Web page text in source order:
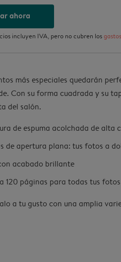
ahora
incluyen IVA, pero no cubren los
más especiales quedarán
Con su forma cuadrada y su
del salón.
de espuma acolchada de alta
de apertura plana: tus fotos a
acabado brillante
120 páginas para todas tus
a tu gusto con una amplia